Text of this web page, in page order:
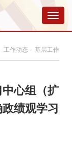
切
换
航
工作动态 - 基层工作
心组（扩
绩观学习